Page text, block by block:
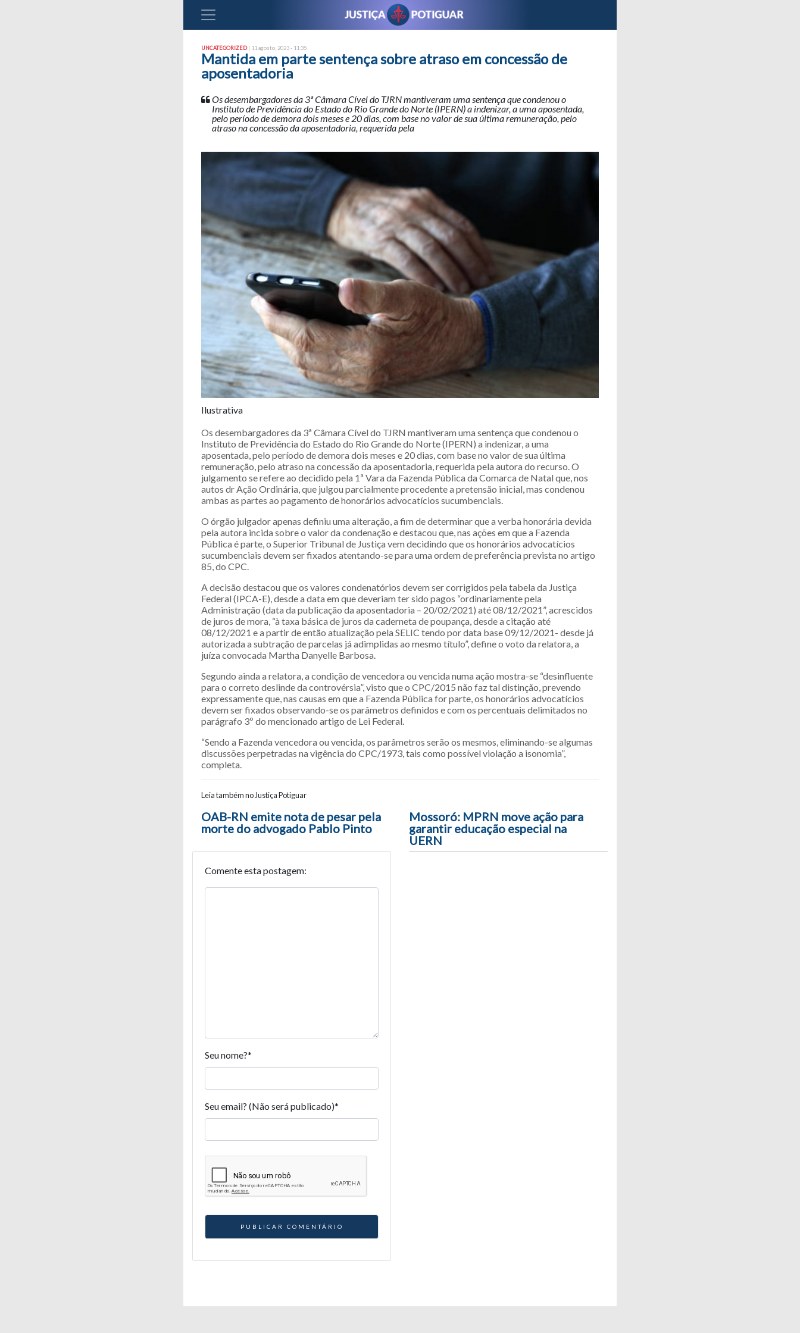
UNCATEGORIZED| 11 agosto, 2023 - 11:35
Mantida em parte sentença sobre atraso em concessão de
aposentadoria
Os desembargadores da 3ª Câmara Cível do TJRN mantiveram uma sentença que condenou o
Instituto de Previdência do Estado do Rio Grande do Norte (IPERN) a indenizar, a uma aposentada,
pelo período de demora dois meses e 20 dias, com base no valor de sua última remuneração, pelo
atraso na concessão da aposentadoria, requerida pela
Ilustrativa
Os desembargadores da 3ª Câmara Cível do TJRN mantiveram uma sentença que condenou o
Instituto de Previdência do Estado do Rio Grande do Norte (IPERN) a indenizar, a uma
aposentada, pelo período de demora dois meses e 20 dias, com base no valor de sua última
remuneração, pelo atraso na concessão da aposentadoria, requerida pela autora do recurso. O
julgamento se refere ao decidido pela 1ª Vara da Fazenda Pública da Comarca de Natal que, nos
autos dr Ação Ordinária, que julgou parcialmente procedente a pretensão inicial, mas condenou
ambas as partes ao pagamento de honorários advocatícios sucumbenciais.
O órgão julgador apenas definiu uma alteração, a fim de determinar que a verba honorária devida
pela autora incida sobre o valor da condenação e destacou que, nas ações em que a Fazenda
Pública é parte, o Superior Tribunal de Justiça vem decidindo que os honorários advocatícios
sucumbenciais devem ser fixados atentando-se para uma ordem de preferência prevista no artigo
85, do CPC.
A decisão destacou que os valores condenatórios devem ser corrigidos pela tabela da Justiça
Federal (IPCA-E), desde a data em que deveriam ter sido pagos “ordinariamente pela
Administração (data da publicação da aposentadoria – 20/02/2021) até 08/12/2021”, acrescidos
de juros de mora, “à taxa básica de juros da caderneta de poupança, desde a citação até
08/12/2021 e a partir de então atualização pela SELIC tendo por data base 09/12/2021- desde já
autorizada a subtração de parcelas já adimplidas ao mesmo título”, define o voto da relatora, a
juíza convocada Martha Danyelle Barbosa.
Segundo ainda a relatora, a condição de vencedora ou vencida numa ação mostra-se “desinfluente
para o correto deslinde da controvérsia”, visto que o CPC/2015 não faz tal distinção, prevendo
expressamente que, nas causas em que a Fazenda Pública for parte, os honorários advocatícios
devem ser fixados observando-se os parâmetros definidos e com os percentuais delimitados no
parágrafo 3º do mencionado artigo de Lei Federal.
“Sendo a Fazenda vencedora ou vencida, os parâmetros serão os mesmos, eliminando-se algumas
discussões perpetradas na vigência do CPC/1973, tais como possível violação a isonomia”,
completa.
Leia também no Justiça Potiguar
Navegação entre posts
OAB-RN emite nota de pesar pela
morte do advogado Pablo Pinto
Mossoró: MPRN move ação para
garantir educação especial na
UERN
Comente esta postagem:
Seu nome?*
Seu email? (Não será publicado)*